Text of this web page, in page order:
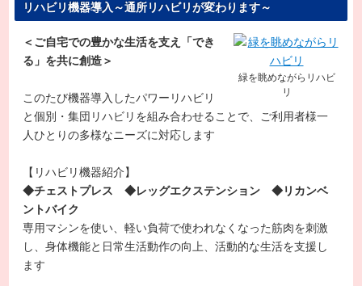
リハビリ機器導入～通所リハビリが変わります～
緑を眺めながらリハビ
リ
＜ご自宅での豊かな生活を支え「でき
る」を共に創造＞
このたび機器導入したパワーリハビリ
と個別・集団リハビリを組み合わせることで、ご利用者様一
人ひとりの多様なニーズに対応します
【リハビリ機器紹介】
◆チェストプレス ◆レッグエクステンション ◆リカンベ
ントバイク
専用マシンを使い、軽い負荷で使われなくなった筋肉を刺激
し、身体機能と日常生活動作の向上、活動的な生活を支援し
ます